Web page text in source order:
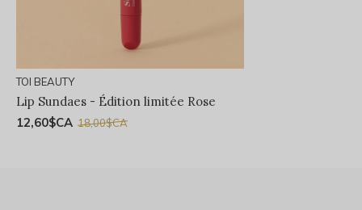
TOI BEAUTY
Lip Sundaes - Édition limitée Rose
12,60$CA 18,00$CA